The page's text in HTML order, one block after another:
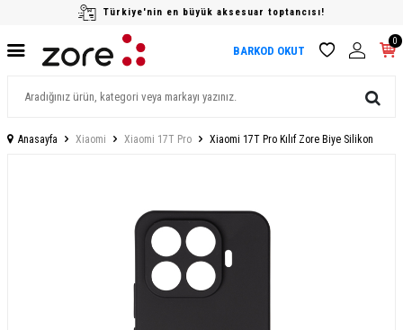
Türkiye'nin en büyük aksesuar toptancısı!
BARKOD OKUT
0
Anasayfa Xiaomi Xiaomi 17T Pro Xiaomi 17T Pro Kılıf Zore Biye Silikon